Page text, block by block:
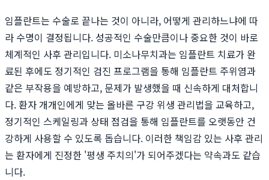
임플란트는 수술로 끝나는 것이 아니라, 어떻게 관리하느냐에 따
라 수명이 결정됩니다. 성공적인 수술만큼이나 중요한 것이 바로
체계적인 사후 관리입니다. 미소나무치과는 임플란트 치료가 완
료된 후에도 정기적인 검진 프로그램을 통해 임플란트 주위염과
같은 부작용을 예방하고, 문제가 발생했을 때 신속하게 대처합니
다. 환자 개개인에게 맞는 올바른 구강 위생 관리법을 교육하고,
정기적인 스케일링과 상태 점검을 통해 임플란트를 오랫동안 건
강하게 사용할 수 있도록 돕습니다. 이러한 책임감 있는 사후 관리
는 환자에게 진정한 '평생 주치의'가 되어주겠다는 약속과도 같습
니다.